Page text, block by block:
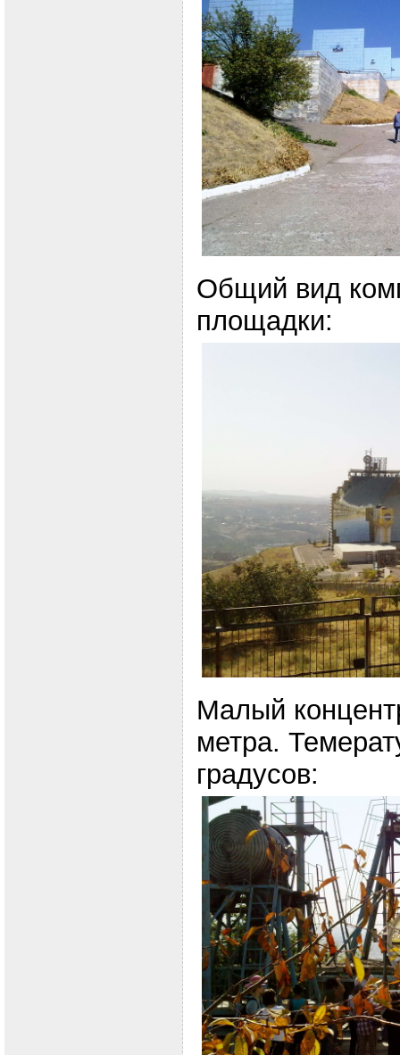
Общий вид
площадки:
Малый
метра.
градусов: